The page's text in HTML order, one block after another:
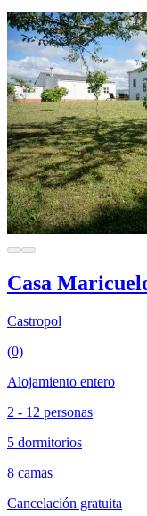
Casa
Castropol
(0)
Alojamiento entero
2 - 12 personas
5 dormitorios
8 camas
Cancelación gratuita